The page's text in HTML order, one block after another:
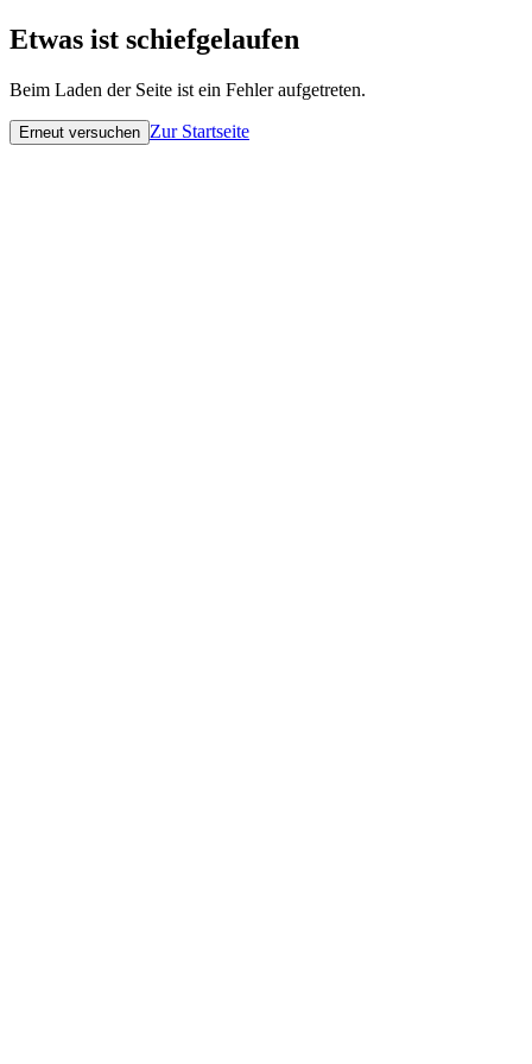
Etwas ist schiefgelaufen
Beim Laden der Seite ist ein Fehler aufgetreten.
Erneut versuchen Zur Startseite